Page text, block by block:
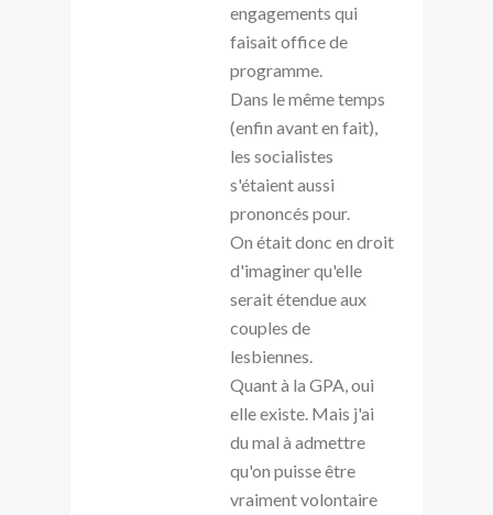
engagements qui
faisait office de
programme.
Dans le même temps
(enfin avant en fait),
les socialistes
s'étaient aussi
prononcés pour.
On était donc en droit
d'imaginer qu'elle
serait étendue aux
couples de
lesbiennes.
Quant à la GPA, oui
elle existe. Mais j'ai
du mal à admettre
qu'on puisse être
vraiment volontaire